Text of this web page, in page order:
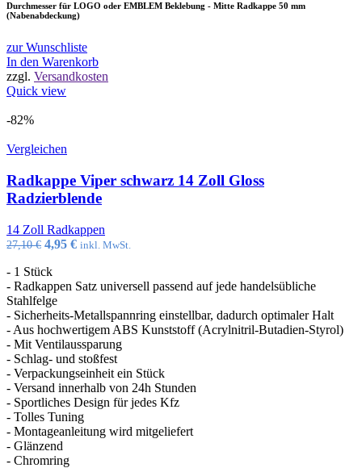
Durchmesser für LOGO oder EMBLEM Beklebung - Mitte Radkappe 50 mm
(Nabenabdeckung)
zur Wunschliste
In den Warenkorb
zzgl. Versandkosten
Quick view
-82%
Vergleichen
Radkappe Viper schwarz 14 Zoll Gloss
Radzierblende
14 Zoll Radkappen
27,10€ Ursprünglicher
war:
27,10 €
4,95 €Aktueller
4,95 €.
inkl. MwSt.
- 1 Stück
- Radkappen Satz universell passend auf jede handelsübliche
Stahlfelge
- Sicherheits-Metallspannring einstellbar, dadurch optimaler Halt
- Aus hochwertigem ABS Kunststoff (Acrylnitril-Butadien-Styrol)
- Mit Ventilaussparung
- Schlag- und stoßfest
- Verpackungseinheit ein Stück
- Versand innerhalb von 24h Stunden
- Sportliches Design für jedes Kfz
- Tolles Tuning
- Montageanleitung wird mitgeliefert
- Glänzend
- Chromring